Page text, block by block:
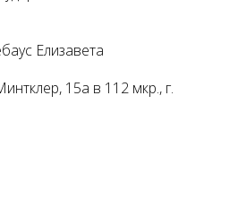
Елизавета
15а в 112 мкр., г.